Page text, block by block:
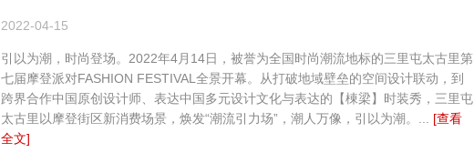
2022-04-15
引以为潮，时尚登场。2022年4月14日，被誉为全国时尚潮流地标的三里屯太古里第
七届摩登派对FASHION FESTIVAL全景开幕。从打破地域壁垒的空间设计联动，到
跨界合作中国原创设计师、表达中国多元设计文化与表达的【棟梁】时装秀，三里屯
太古里以摩登街区新消费场景，焕发“潮流引力场”，潮人万像，引以为潮。... [查看
全文]